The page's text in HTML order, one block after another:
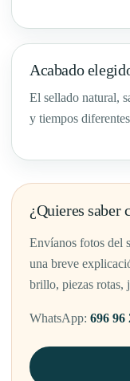
Acabado
El sellado natural,
y tiempos
¿Quieres saber
Envíanos fotos del
una breve
brillo, piezas rotas,
WhatsApp: 696 96